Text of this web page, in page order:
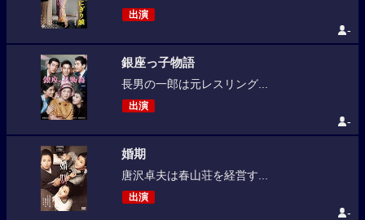
出演
-
銀座っ子物語
長男の一郎は元レスリング...
出演
-
婚期
唐沢卓夫は春山荘を経営す...
出演
-